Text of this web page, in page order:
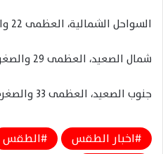
السواحل الشمالية، العظمى 22 والصغرى 12.
شمال الصعيد، العظمى 29 والصغرى 12
جنوب الصعيد، العظمى 33 والصغرى 17.
اخبار الطقس الطقس